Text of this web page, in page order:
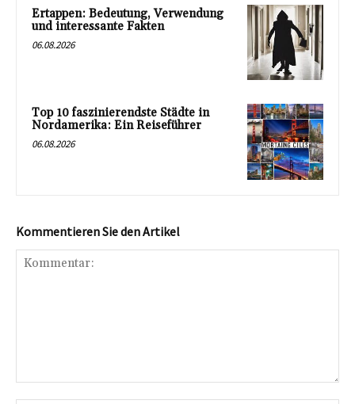
Ertappen: Bedeutung, Verwendung
und interessante Fakten
06.08.2026
Top 10 faszinierendste Städte in
Nordamerika: Ein Reiseführer
06.08.2026
Kommentieren Sie den Artikel